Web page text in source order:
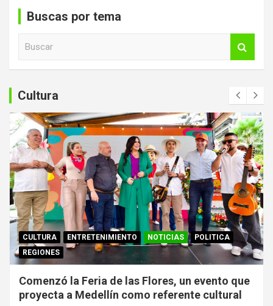
Buscas por tema
a
r
Cultura
CULTURA ENTRETENIMIENTO NOTICIAS
POLITICA
REGIONES
Comenzó la Feria de las Flores, un evento que
proyecta a Medellín como referente cultural